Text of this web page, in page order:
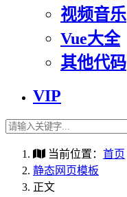
视频音乐
Vue大全
其他代码
VIP
当前位置： 首页
静态网页模板
正文